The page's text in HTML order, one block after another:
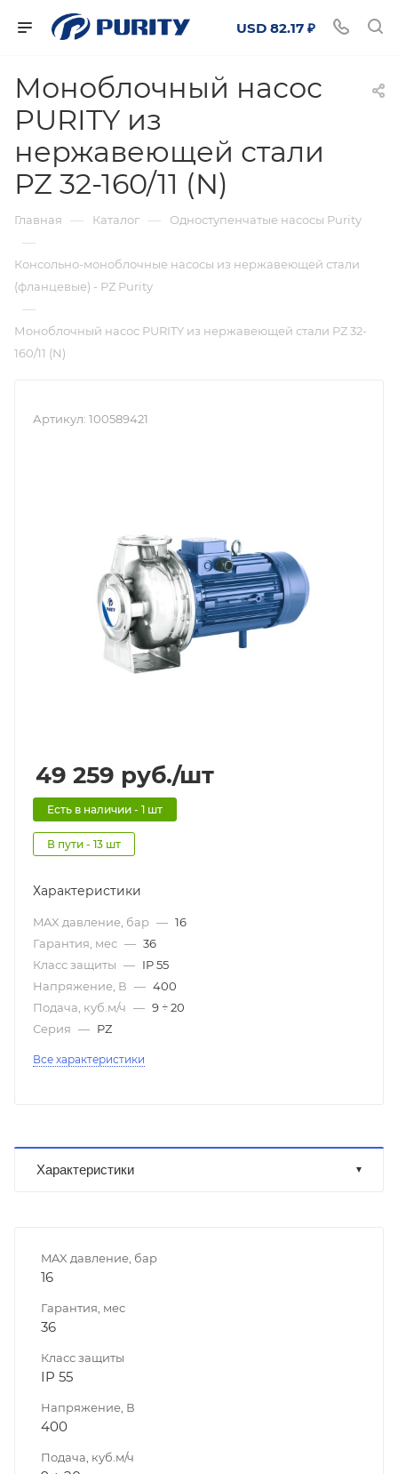
USD 82.17 ₽
Моноблочный насос
PURITY из
нержавеющей стали
PZ 32-160/11 (N)
Главная — Каталог — Одноступенчатые насосы Purity
—
Консольно-моноблочные насосы из нержавеющей стали
(фланцевые) - PZ Purity
—
Моноблочный насос PURITY из нержавеющей стали PZ 32-
160/11 (N)
Артикул: 100589421
49 259 руб./шт
Есть в наличии - 1 шт
В пути - 13 шт
Характеристики
MAX давление, бар — 16
Гарантия, мес — 36
Класс защиты — IP 55
Напряжение, В — 400
Подача, куб.м/ч — 9 ÷ 20
Серия — PZ
Все характеристики
Характеристики
MAX давление, бар
16
Гарантия, мес
36
Класс защиты
IP 55
Напряжение, В
400
Подача, куб.м/ч